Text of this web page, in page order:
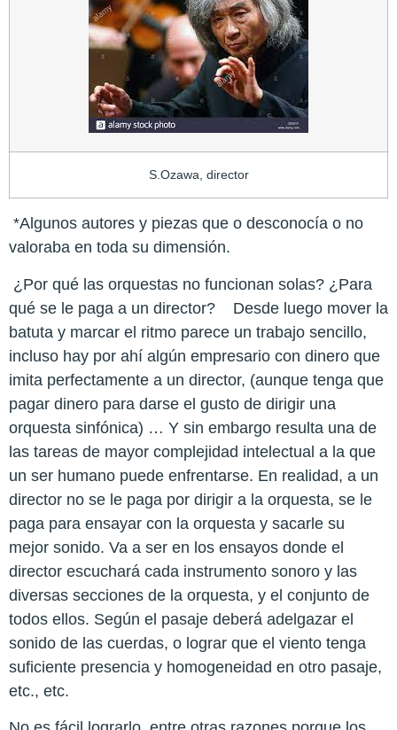
S.Ozawa, director
*Algunos autores y piezas que o desconocía o no
valoraba en toda su dimensión.
¿Por qué las orquestas no funcionan solas? ¿Para
qué se le paga a un director? Desde luego mover la
batuta y marcar el ritmo parece un trabajo sencillo,
incluso hay por ahí algún empresario con dinero que
imita perfectamente a un director, (aunque tenga que
pagar dinero para darse el gusto de dirigir una
orquesta sinfónica) … Y sin embargo resulta una de
las tareas de mayor complejidad intelectual a la que
un ser humano puede enfrentarse. En realidad, a un
director no se le paga por dirigir a la orquesta, se le
paga para ensayar con la orquesta y sacarle su
mejor sonido. Va a ser en los ensayos donde el
director escuchará cada instrumento sonoro y las
diversas secciones de la orquesta, y el conjunto de
todos ellos. Según el pasaje deberá adelgazar el
sonido de las cuerdas, o lograr que el viento tenga
suficiente presencia y homogeneidad en otro pasaje,
etc., etc.